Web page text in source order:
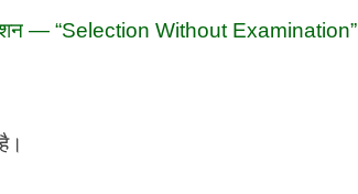
— “Selection Without Examination”